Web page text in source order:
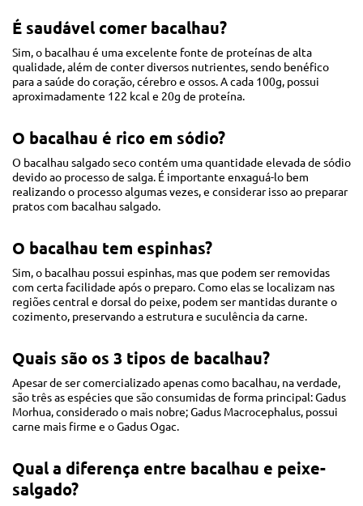
É saudável comer bacalhau?
Sim, o bacalhau é uma excelente fonte de proteínas de alta
qualidade, além de conter diversos nutrientes, sendo benéfico
para a saúde do coração, cérebro e ossos. A cada 100g, possui
aproximadamente 122 kcal e 20g de proteína.
O bacalhau é rico em sódio?
O bacalhau salgado seco contém uma quantidade elevada de sódio
devido ao processo de salga. É importante enxaguá-lo bem
realizando o processo algumas vezes, e considerar isso ao preparar
pratos com bacalhau salgado.
O bacalhau tem espinhas?
Sim, o bacalhau possui espinhas, mas que podem ser removidas
com certa facilidade após o preparo. Como elas se localizam nas
regiões central e dorsal do peixe, podem ser mantidas durante o
cozimento, preservando a estrutura e suculência da carne.
Quais são os 3 tipos de bacalhau?
Apesar de ser comercializado apenas como bacalhau, na verdade,
são três as espécies que são consumidas de forma principal: Gadus
Morhua, considerado o mais nobre; Gadus Macrocephalus, possui
carne mais firme e o Gadus Ogac.
Qual a diferença entre bacalhau e peixe-
salgado?